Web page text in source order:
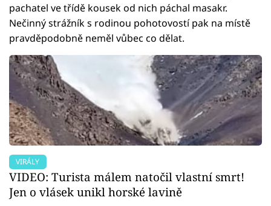
pachatel ve třídě kousek od nich páchal masakr.
Nečinný strážník s rodinou pohotovostí pak na místě
pravděpodobně neměl vůbec co dělat.
VIRÁLY
VIDEO: Turista málem natočil vlastní smrt!
Jen o vlásek unikl horské lavině